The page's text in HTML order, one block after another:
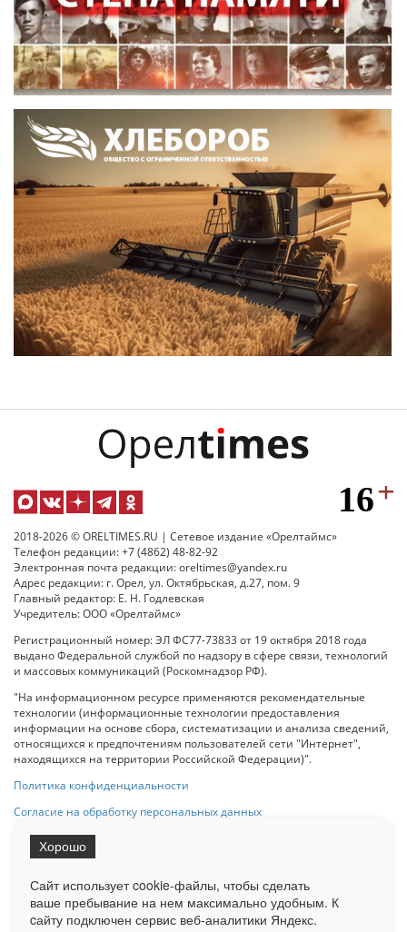
2018-2026 © ORELTIMES.RU | Сетевое издание «Орелтаймс»
Телефон редакции: +7 (4862) 48-82-92
Электронная почта редакции: oreltimes@yandex.ru
Адрес редакции: г. Орел, ул. Октябрьская, д.27, пом. 9
Главный редактор: Е. Н. Годлевская
Учредитель: ООО «Орелтаймс»
Регистрационный номер: ЭЛ ФС77-73833 от 19 октября 2018 года
выдано Федеральной службой по надзору в сфере связи, технологий
и массовых коммуникаций (Роскомнадзор РФ).
"На информационном ресурсе применяются рекомендательные
технологии (информационные технологии предоставления
информации на основе сбора, систематизации и анализа сведений,
относящихся к предпочтениям пользователей сети "Интернет",
находящихся на территории Российской Федерации)".
Политика конфиденциальности
Согласие на обработку персональных данных
на Сетевое издание «ОрелТаймс» обязательна.
Ограниченная статистика посещаемости доступна на сайте
Сайт использует cookie-файлы, чтобы сделать
ваше пребывание на нем максимально удобным. К
cайту подключен сервис веб-аналитики Яндекс.
Хорошо